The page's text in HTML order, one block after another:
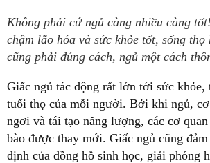
Không phải cứ ngủ càng nhiều càng
chậm lão hóa và sức khỏe tốt, sống
cũng phải đúng cách, ngủ một cách
Giấc ngủ tác động rất lớn tới sức khỏe,
tuổi thọ của mỗi người. Bởi khi ngủ,
ngơi và tái tạo năng lượng, các cơ
bào được thay mới. Giấc ngủ cũng
định của đồng hồ sinh học, giải phóng